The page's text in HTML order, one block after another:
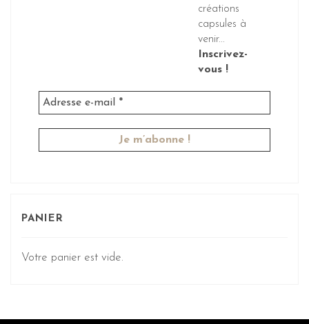
créations
capsules à
venir...
Inscrivez-
vous !
PANIER
Votre panier est vide.